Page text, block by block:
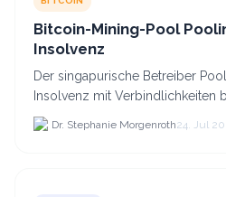
Bitcoin-Mining-Pool
Insolvenz
Der singapurische Betreiber
Insolvenz mit Verbindlichkeiten
plant den Verkauf zweier Texas-
Dr. Stephanie Morgenroth24. Jul